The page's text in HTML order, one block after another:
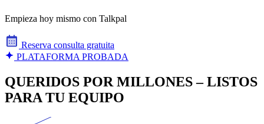
Empieza hoy mismo con Talkpal
Reserva consulta gratuita
PLATAFORMA PROBADA
QUERIDOS POR MILLONES – LISTOS
PARA TU EQUIPO